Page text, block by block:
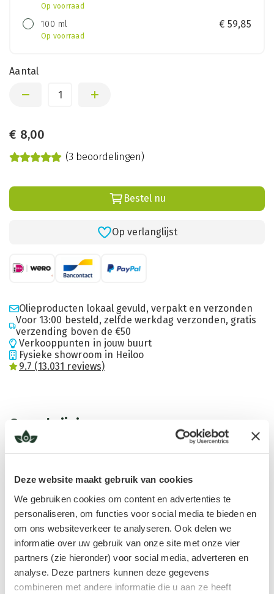
Deze website maakt gebruik van cookies
We gebruiken cookies om content en advertenties te
personaliseren, om functies voor social media te bieden en
om ons websiteverkeer te analyseren. Ook delen we
informatie over uw gebruik van onze site met onze vier
partners (zie hieronder) voor social media, adverteren en
analyse. Deze partners kunnen deze gegevens
combineren met andere informatie die u aan ze heeft
Op voorraad
100 ml
Op voorraad
€ 59,85
Aantal
€ 8,00
(3 beoordelingen)
Bestel nu
Op verlanglijst
Olieproducten lokaal gevuld, verpakt en verzonden
Voor 13:00 besteld, zelfde werkdag verzonden, gratis
verzending boven de €50
Verkooppunten in jouw buurt
Fysieke showroom in Heiloo
9.7 (13.031 reviews)
Omschrijving
olie die afkomstig is van de bergachtige streek rond de Mont Blanc
in de Franse Alpen. Deze lavendel groeit op grotere hoogte (rond
de 1000 – 1600 meter), in een zuivere, ongerepte omgeving met
frisse berglucht en rijke biodiversiteit.
De lavendel die hier groeit, behoort tot de Lavandula Angustifolia
soort, ook wel Echte Lavendel genoemd. Door de hoogte en de
specifieke bodemgesteldheid ontwikkelt deze lavendel een